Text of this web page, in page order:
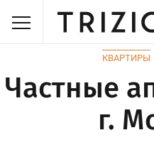
КВАРТИРЫ
Частные
г.